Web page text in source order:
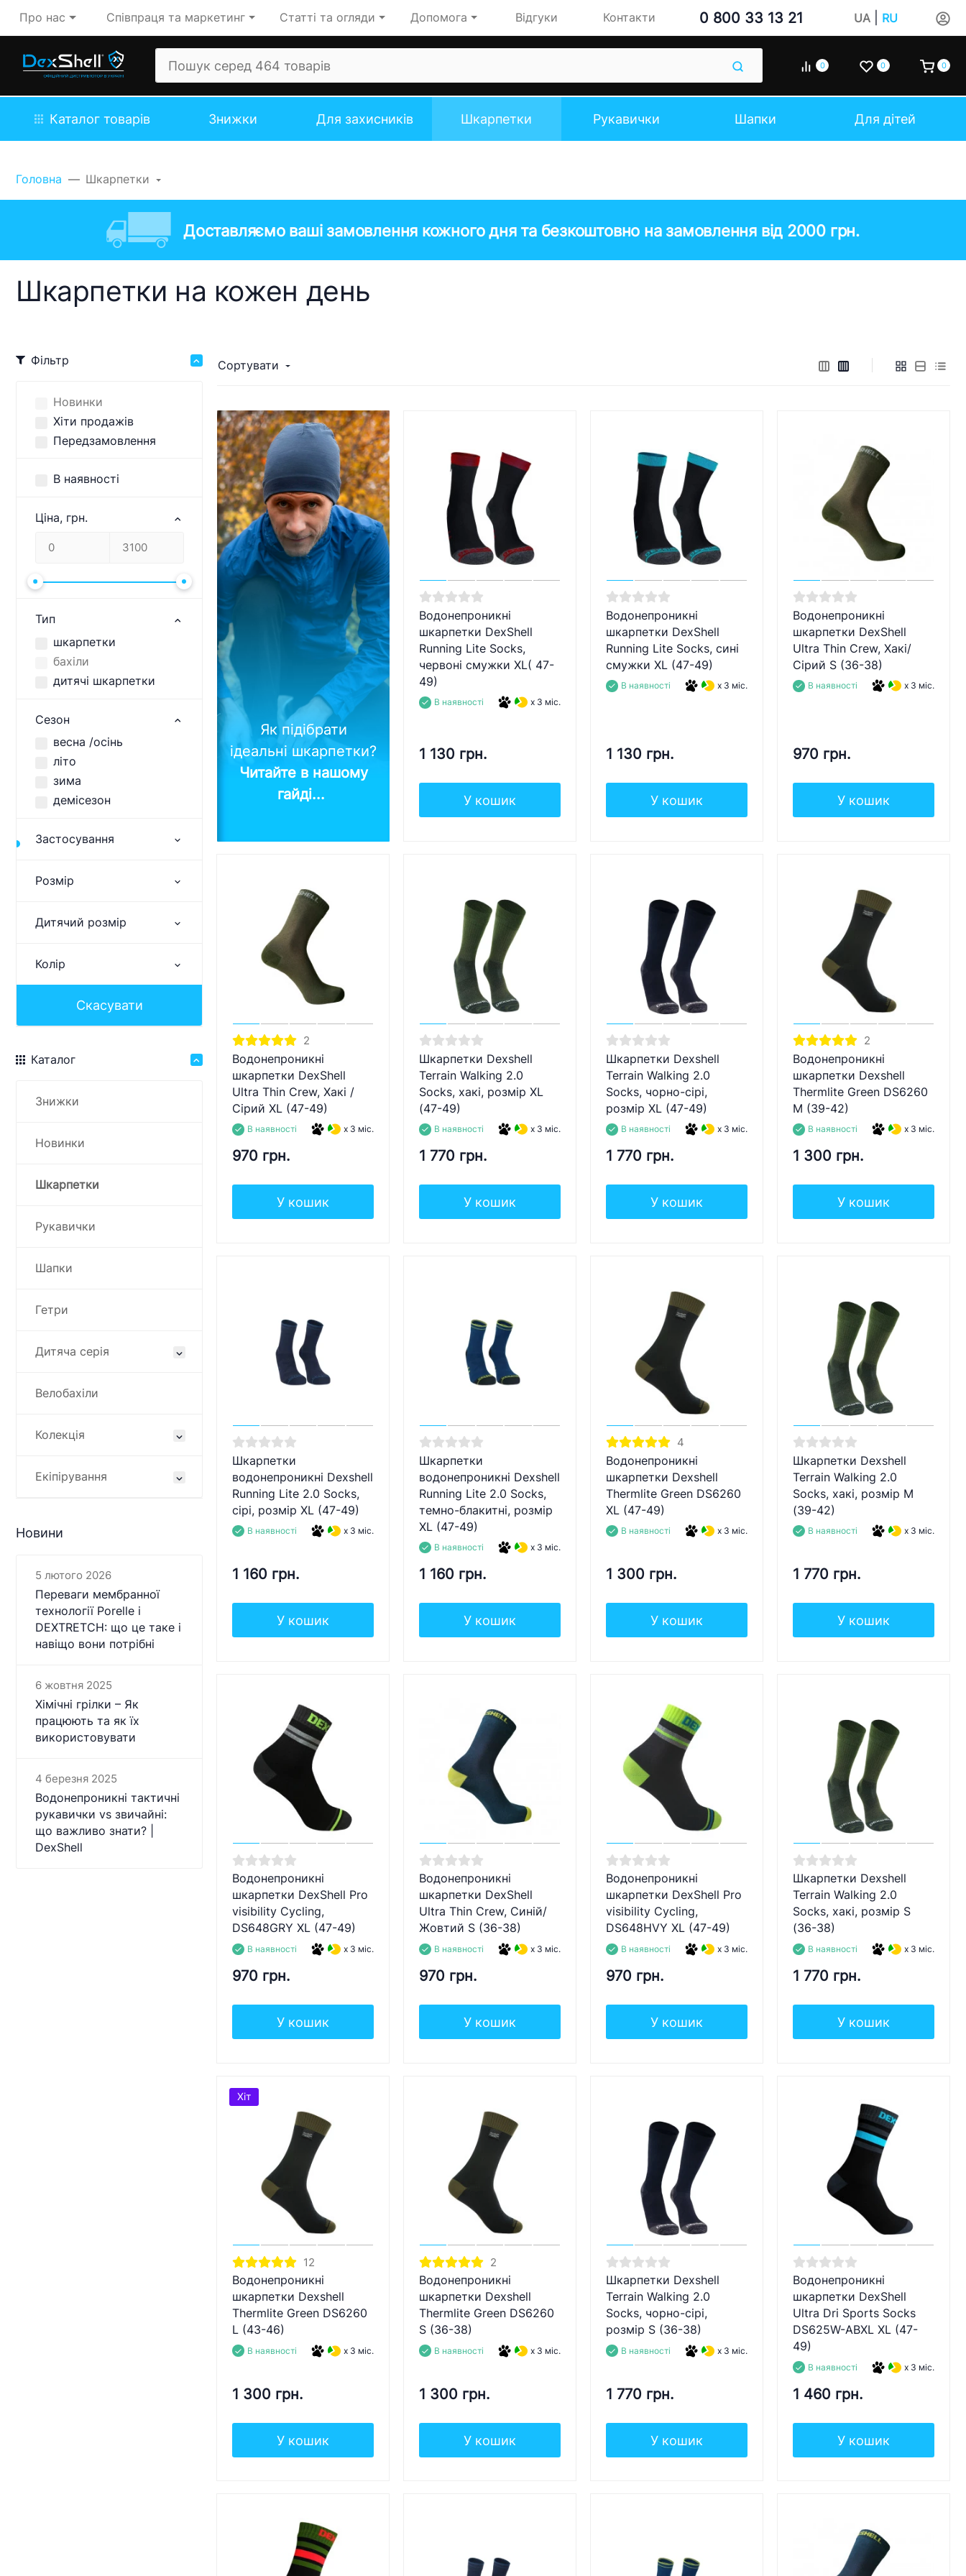
Про нас Співпраця та маркетинг Статті та огляди Допомога Відгуки Контакти 0 800 33 13 21 UA| RU
0 0 0
Каталог товарів Знижки Для захисників Шкарпетки Рукавички Шапки Для дітей
Головна Шкарпетки
Доставляємо ваші замовлення кожного дня та безкоштовно на замовлення від 2000 грн.
Шкарпетки на кожен день
Фільтр
Новинки
Хіти продажів
Передзамовлення
В наявності
Ціна, грн.
Тип
шкарпетки
бахіли
дитячі шкарпетки
Сезон
весна /осінь
літо
зима
демісезон
Застосування
Розмір
Дитячий розмір
Колір
Скасувати
Каталог
Знижки
Новинки
Шкарпетки
Рукавички
Шапки
Гетри
Дитяча серія
Велобахіли
Колекція
Екіпірування
Новини
5 лютого 2026
Переваги мембранної
технології Porelle і
DEXTRETCH: що це таке і
навіщо вони потрібні
6 жовтня 2025
Хімічні грілки – Як
працюють та як їх
використовувати
4 березня 2025
Водонепроникні тактичні
рукавички vs звичайні:
що важливо знати? |
DexShell
Сортувати
Як підібрати
ідеальні шкарпетки?
Читайте в нашому
гайді...
Водонепроникні
шкарпетки DexShell
Running Lite Socks,
червоні смужки XL( 47-
49)
В наявності x 3 міс.
1 130 грн.
У кошик
Водонепроникні
шкарпетки DexShell
Running Lite Socks, сині
смужки XL (47-49)
В наявності x 3 міс.
1 130 грн.
У кошик
Водонепроникні
шкарпетки DexShell
Ultra Thin Crew, Хакі/
Сірий S (36-38)
В наявності x 3 міс.
970 грн.
У кошик
2
Водонепроникні
шкарпетки DexShell
Ultra Thin Crew, Хакі /
Сірий XL (47-49)
В наявності x 3 міс.
970 грн.
У кошик
Шкарпетки Dexshell
Terrain Walking 2.0
Socks, хакі, розмір XL
(47-49)
В наявності x 3 міс.
1 770 грн.
У кошик
Шкарпетки Dexshell
Terrain Walking 2.0
Socks, чорно-сірі,
розмір XL (47-49)
В наявності x 3 міс.
1 770 грн.
У кошик
2
Водонепроникні
шкарпетки Dexshell
Thermlite Green DS6260
M (39-42)
В наявності x 3 міс.
1 300 грн.
У кошик
Шкарпетки
водонепроникні Dexshell
Running Lite 2.0 Socks,
сірі, розмір XL (47-49)
В наявності x 3 міс.
1 160 грн.
У кошик
Шкарпетки
водонепроникні Dexshell
Running Lite 2.0 Socks,
темно-блакитні, розмір
XL (47-49)
В наявності x 3 міс.
1 160 грн.
У кошик
4
Водонепроникні
шкарпетки Dexshell
Thermlite Green DS6260
XL (47-49)
В наявності x 3 міс.
1 300 грн.
У кошик
Шкарпетки Dexshell
Terrain Walking 2.0
Socks, хакі, розмір M
(39-42)
В наявності x 3 міс.
1 770 грн.
У кошик
Водонепроникні
шкарпетки DexShell Pro
visibility Cycling,
DS648GRY XL (47-49)
В наявності x 3 міс.
970 грн.
У кошик
Водонепроникні
шкарпетки DexShell
Ultra Thin Crew, Синій/
Жовтий S (36-38)
В наявності x 3 міс.
970 грн.
У кошик
Водонепроникні
шкарпетки DexShell Pro
visibility Cycling,
DS648HVY XL (47-49)
В наявності x 3 міс.
970 грн.
У кошик
Шкарпетки Dexshell
Terrain Walking 2.0
Socks, хакі, розмір S
(36-38)
В наявності x 3 міс.
1 770 грн.
У кошик
12
Водонепроникні
шкарпетки Dexshell
Thermlite Green DS6260
L (43-46)
В наявності x 3 міс.
1 300 грн.
У кошик
Хіт
2
Водонепроникні
шкарпетки Dexshell
Thermlite Green DS6260
S (36-38)
В наявності x 3 міс.
1 300 грн.
У кошик
Шкарпетки Dexshell
Terrain Walking 2.0
Socks, чорно-сірі,
розмір S (36-38)
В наявності x 3 міс.
1 770 грн.
У кошик
Водонепроникні
шкарпетки DexShell
Ultra Dri Sports Socks
DS625W-ABXL XL (47-
49)
В наявності x 3 міс.
1 460 грн.
У кошик